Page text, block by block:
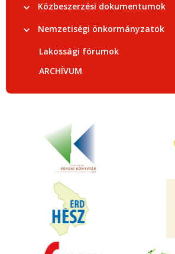
Közbeszerzési dokumentumok
Nemzetiségi önkormányzatok
Lakossági fórumok
ARCHÍVUM